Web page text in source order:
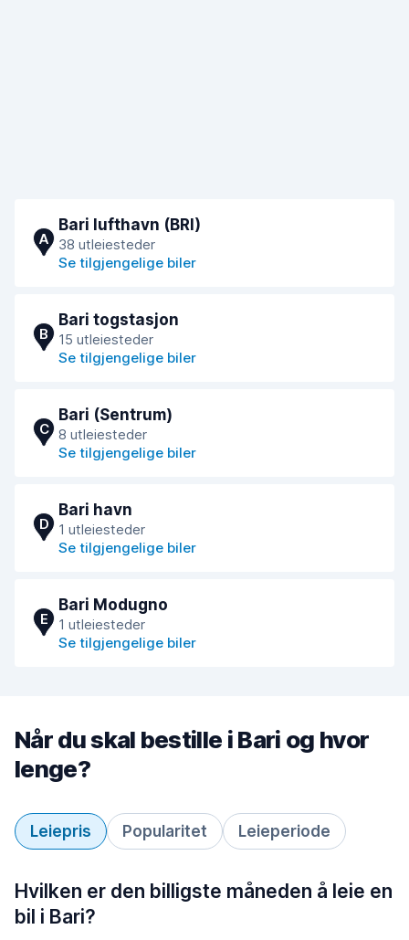
A
Bari lufthavn (BRI)
38 utleiesteder
Se tilgjengelige biler
B
Bari togstasjon
15 utleiesteder
Se tilgjengelige biler
C
Bari (Sentrum)
8 utleiesteder
Se tilgjengelige biler
D
Bari havn
1 utleiesteder
Se tilgjengelige biler
E
Bari Modugno
1 utleiesteder
Se tilgjengelige biler
Når du skal bestille i Bari og hvor
lenge?
Leiepris Popularitet Leieperiode
Hvilken er den billigste måneden å leie en
bil i Bari?